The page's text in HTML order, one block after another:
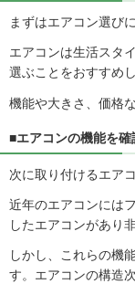
まずはエアコン選び
エアコンは生活スタ
選ぶことをおすすめし
機能や大きさ、価格
■エアコンの機能を確
次に取り付けるエア
近年のエアコンには
したエアコンがあり
しかし、これらの機
す。エアコンの構造